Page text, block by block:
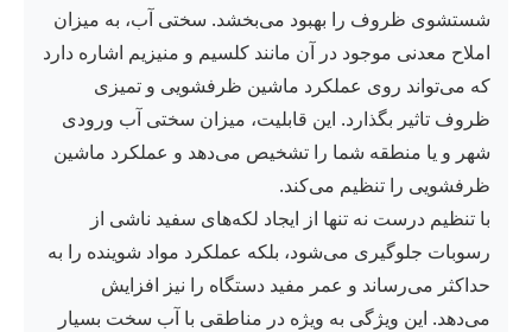
شستشوی ظروف را بهبود می‌بخشد. سختی آب، به میزان
املاح معدنی موجود در آن مانند کلسیم و منیزیم اشاره دارد
که می‌تواند روی عملکرد ماشین ظرفشویی و تمیزی
ظروف تاثیر بگذارد. این قابلیت، میزان سختی آب ورودی
شهر و یا منطقه شما را تشخیص می‌دهد و عملکرد ماشین
ظرفشویی را تنظیم می‌کند.
با تنظیم درست نه تنها از ایجاد لکه‌های سفید ناشی از
رسوبات جلوگیری می‌شود، بلکه عملکرد مواد شوینده را به
حداکثر می‌رساند و عمر مفید دستگاه را نیز افزایش
می‌دهد. این ویژگی به ویژه در مناطقی با آب سخت بسیار